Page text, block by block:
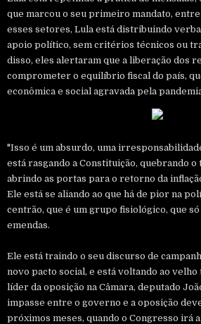
que marcou o seu primeiro mandato,
esses setores, Lula está distribuindo
apoio político, sem critérios técnicos ou
disso, eles alertaram que a liberação dos
comprometer o equilíbrio fiscal do país,
econômica e social agravada pela
"Isso é um absurdo, uma
está rasgando a Constituição, quebrando o
abrindo as portas para o retorno da
Ele está se aliando ao que há de pior na
centrão, que é um grupo fisiológico, que
emendas.
Ele está traindo o seu discurso de
novo pacto social, e está voltando ao velho
líder da oposição na Câmara, deputado
impasse entre o governo e a oposição
próximos meses, quando o Congresso irá